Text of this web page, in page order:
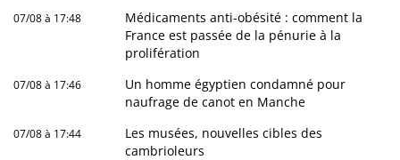
07/08 à 17:48
Médicaments anti-obésité : comment la
France est passée de la pénurie à la
prolifération
07/08 à 17:46
Un homme égyptien condamné pour
naufrage de canot en Manche
07/08 à 17:44
Les musées, nouvelles cibles des
cambrioleurs